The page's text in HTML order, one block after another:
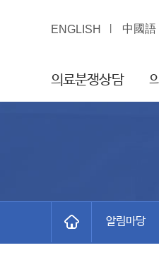
ENGLISH 中國語
의료분쟁상담
알림마당